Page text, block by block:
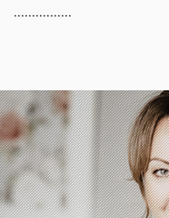
................